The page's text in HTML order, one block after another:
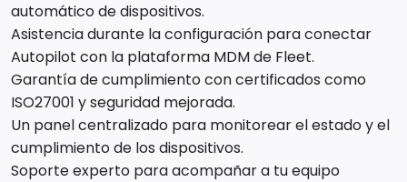
automático de dispositivos.
Asistencia durante la configuración para conectar
Autopilot con la plataforma MDM de Fleet.
Garantía de cumplimiento con certificados como
ISO27001 y seguridad mejorada.
Un panel centralizado para monitorear el estado y el
cumplimiento de los dispositivos.
Soporte experto para acompañar a tu equipo